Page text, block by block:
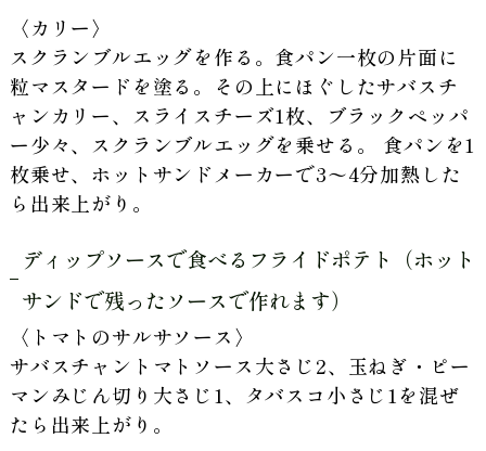
〈カリー〉
スクランブルエッグを作る。食パン一枚の片面に
粒マスタードを塗る。その上にほぐしたサバスチ
ャンカリー、スライスチーズ1枚、ブラックペッパ
ー少々、スクランブルエッグを乗せる。 食パンを1
枚乗せ、ホットサンドメーカーで3〜4分加熱した
ら出来上がり。
ディップソースで食べるフライドポテト（ホット
サンドで残ったソースで作れます）
〈トマトのサルサソース〉
サバスチャントマトソース大さじ2、玉ねぎ・ピー
マンみじん切り大さじ1、タバスコ小さじ1を混ぜ
たら出来上がり。